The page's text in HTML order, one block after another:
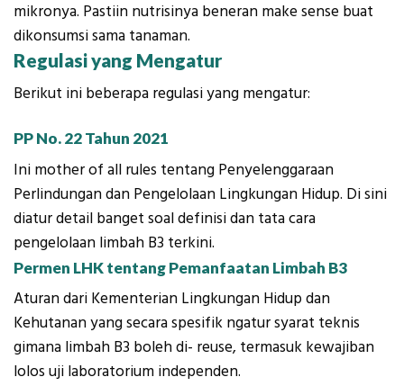
mikronya. Pastiin nutrisinya beneran make sense buat
dikonsumsi sama tanaman.
Regulasi yang Mengatur
Berikut ini beberapa regulasi yang mengatur:
PP No. 22 Tahun 2021
Ini mother of all rules tentang Penyelenggaraan
Perlindungan dan Pengelolaan Lingkungan Hidup. Di sini
diatur detail banget soal definisi dan tata cara
pengelolaan limbah B3 terkini.
Permen LHK tentang Pemanfaatan Limbah B3
Aturan dari Kementerian Lingkungan Hidup dan
Kehutanan yang secara spesifik ngatur syarat teknis
gimana limbah B3 boleh di- reuse, termasuk kewajiban
lolos uji laboratorium independen.